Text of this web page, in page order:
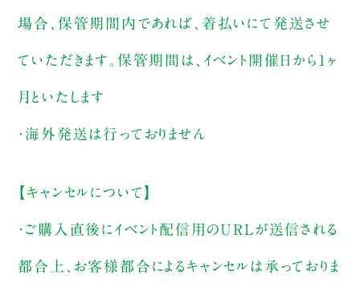
場合、保管期間内であれば、着払いにて発送させ
ていただきます。保管期間は、イベント開催日から1ヶ
月といたします
・海外発送は行っておりません
【キャンセルについて】
・ご購入直後にイベント配信用のURLが送信される
都合上、お客様都合によるキャンセルは承っておりま